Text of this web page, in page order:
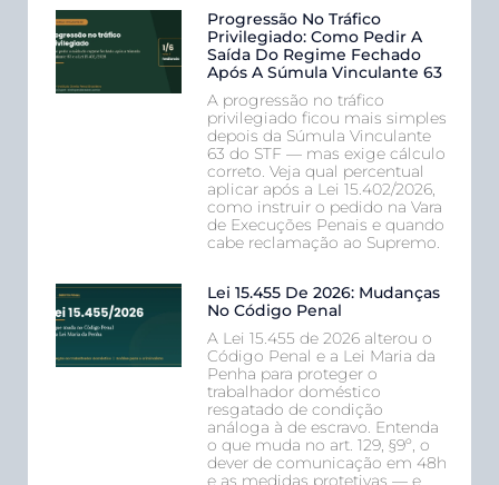
Progressão No Tráfico
Privilegiado: Como Pedir A
Saída Do Regime Fechado
Após A Súmula Vinculante 63
A progressão no tráfico
privilegiado ficou mais simples
depois da Súmula Vinculante
63 do STF — mas exige cálculo
correto. Veja qual percentual
aplicar após a Lei 15.402/2026,
como instruir o pedido na Vara
de Execuções Penais e quando
cabe reclamação ao Supremo.
Lei 15.455 De 2026: Mudanças
No Código Penal
A Lei 15.455 de 2026 alterou o
Código Penal e a Lei Maria da
Penha para proteger o
trabalhador doméstico
resgatado de condição
análoga à de escravo. Entenda
o que muda no art. 129, §9º, o
dever de comunicação em 48h
e as medidas protetivas — e